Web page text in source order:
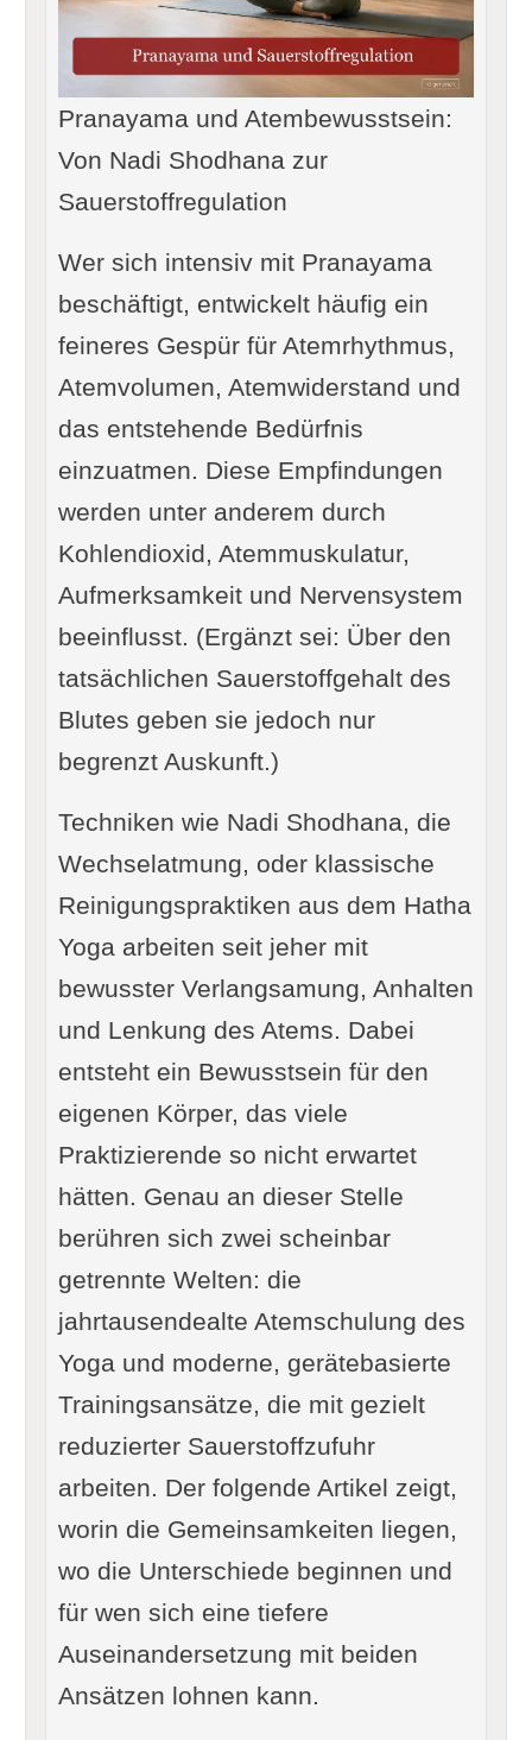
Pranayama und Atembewusstsein:
Von Nadi Shodhana zur
Sauerstoffregulation
Wer sich intensiv mit Pranayama
beschäftigt, entwickelt häufig ein
feineres Gespür für Atemrhythmus,
Atemvolumen, Atemwiderstand und
das entstehende Bedürfnis
einzuatmen. Diese Empfindungen
werden unter anderem durch
Kohlendioxid, Atemmuskulatur,
Aufmerksamkeit und Nervensystem
beeinflusst. (Ergänzt sei: Über den
tatsächlichen Sauerstoffgehalt des
Blutes geben sie jedoch nur
begrenzt Auskunft.)
Techniken wie Nadi Shodhana, die
Wechselatmung, oder klassische
Reinigungspraktiken aus dem Hatha
Yoga arbeiten seit jeher mit
bewusster Verlangsamung, Anhalten
und Lenkung des Atems. Dabei
entsteht ein Bewusstsein für den
eigenen Körper, das viele
Praktizierende so nicht erwartet
hätten. Genau an dieser Stelle
berühren sich zwei scheinbar
getrennte Welten: die
jahrtausendealte Atemschulung des
Yoga und moderne, gerätebasierte
Trainingsansätze, die mit gezielt
reduzierter Sauerstoffzufuhr
arbeiten. Der folgende Artikel zeigt,
worin die Gemeinsamkeiten liegen,
wo die Unterschiede beginnen und
für wen sich eine tiefere
Auseinandersetzung mit beiden
Ansätzen lohnen kann.